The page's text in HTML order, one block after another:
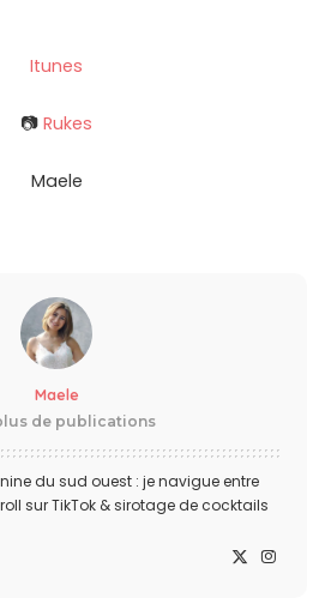
Itunes
📷 Rukes
Maele
Maele
de publications
du sud ouest : je navigue entre
sur TikTok & sirotage de cocktails